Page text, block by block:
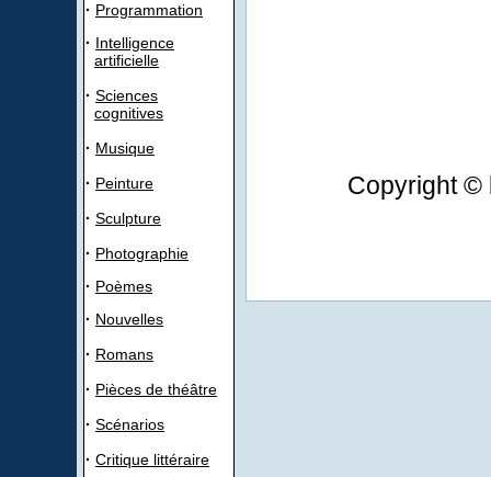
· Programmation
· Intelligence
artificielle
· Sciences
cognitives
· Musique
· Peinture
· Sculpture
· Photographie
· Poèmes
· Nouvelles
· Romans
· Pièces de théâtre
· Scénarios
· Critique littéraire
Copyright ©